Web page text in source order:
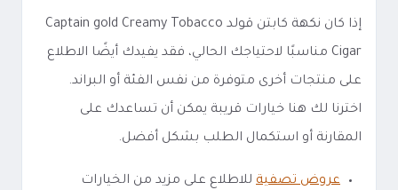
إذا كان نكهة كابتن قولد Captain gold Creamy Tobacco
Cigar مناسبًا لاحتياجك الحالي، فقد يفيدك أيضًا الاطلاع
على منتجات أخرى متوفرة من نفس الفئة أو البراند.
اخترنا لك هنا خيارات قريبة يمكن أن تساعدك على
المقارنة أو استكمال الطلب بشكل أفضل.
عروض تصفية للاطلاع على مزيد من الخيارات